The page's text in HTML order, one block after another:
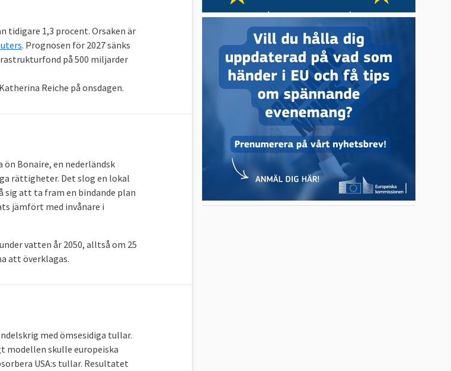
tidigare 1,3 procent. Orsaken är
. Prognosen för 2027 sänks
på 500 miljarder
Reiche på onsdagen.
ön Bonaire, en nederländsk
rättigheter. Det slog en lokal
sig att ta fram en bindande plan
jämfört med invånare i
vatten år 2050, alltså om 25
att överklagas.
med ömsesidiga tullar.
modellen skulle europeiska
USA:s tullar. Resultatet